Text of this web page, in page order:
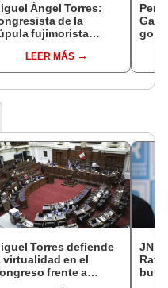
Ángel Torres:
de la
fujimorista
Senado
LEER MÁS
Torres defiende
virtualidad en el
frente a
JNE